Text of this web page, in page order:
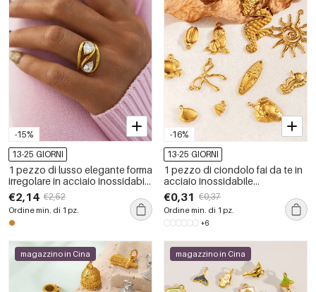
-15%
13-25 GIORNI
1 pezzo di lusso elegante forma
irregolare in acciaio inossidabile
impermeabile color oro anelli
dichiarazione
€2,14 €2,52
Ordine min. di 1 pz.
-16%
13-25 GIORNI
1 pezzo di ciondolo fai da te in
acciaio inossidabile
impermeabile color oro
€0,31 €0,37
Ordine min. di 1 pz.
+6
magazzino in Cina magazzino in Cina